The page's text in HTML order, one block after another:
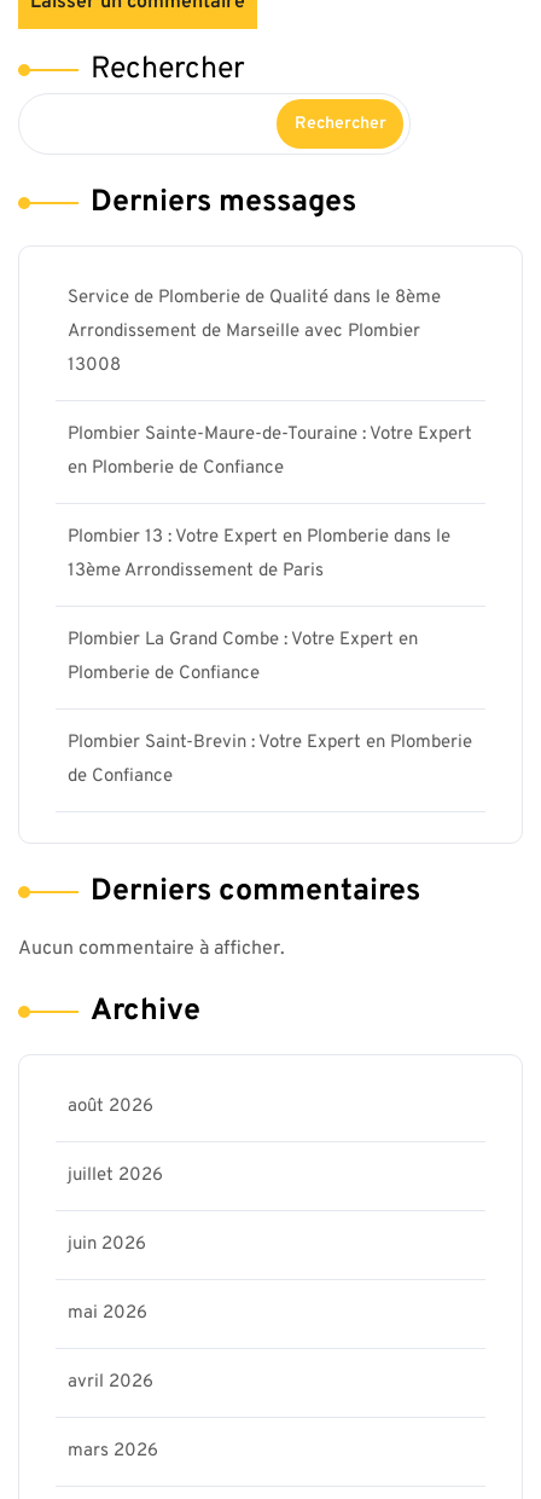
Rechercher
Rechercher
Derniers messages
Service de Plomberie de Qualité dans le 8ème
Arrondissement de Marseille avec Plombier
13008
Plombier Sainte-Maure-de-Touraine : Votre Expert
en Plomberie de Confiance
Plombier 13 : Votre Expert en Plomberie dans le
13ème Arrondissement de Paris
Plombier La Grand Combe : Votre Expert en
Plomberie de Confiance
Plombier Saint-Brevin : Votre Expert en Plomberie
de Confiance
Derniers commentaires
Aucun commentaire à afficher.
Archive
août 2026
juillet 2026
juin 2026
mai 2026
avril 2026
mars 2026